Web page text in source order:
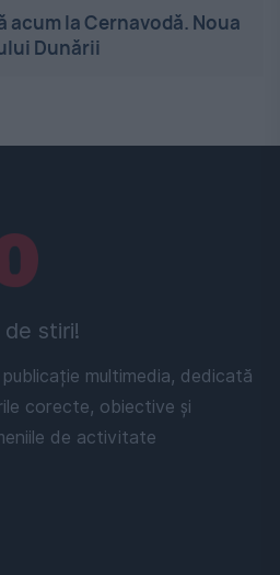
acum la Cernavodă. Noua
Dunării
stiri!
multimedia, dedicată
corecte, obiective și
de activitate